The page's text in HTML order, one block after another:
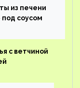
из печени
соусом
с ветчиной